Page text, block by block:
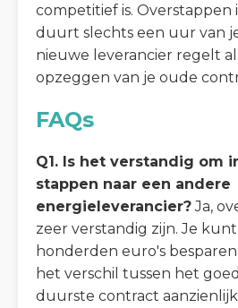
competitief is. Overstappen
duurt slechts een uur van
nieuwe leverancier regelt
opzeggen van je oude
FAQs
Q1. Is het verstandig om
stappen naar een andere
energieleverancier?Ja,
zeer verstandig zijn. Je
honderden euro's
het verschil tussen het
duurste contract aanzienlijk